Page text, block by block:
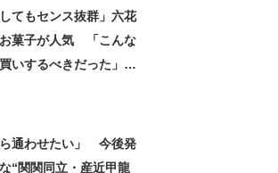
てもセンス抜群」六花
菓子が人気 「こんな
いするべきだった」
ら通わせたい」 今後発
“関関同立・産近甲龍